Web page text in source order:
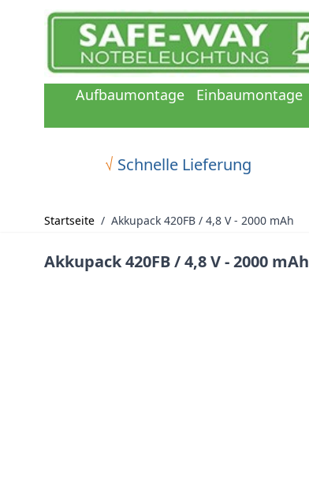
Zum Inhalt springen
√ Schnelle Lieferung
Aufbaumontage Einbaumontage
Startseite / Akkupack 420FB / 4,8 V - 2000 mAh
Akkupack 420FB / 4,8 V - 2000 mAh